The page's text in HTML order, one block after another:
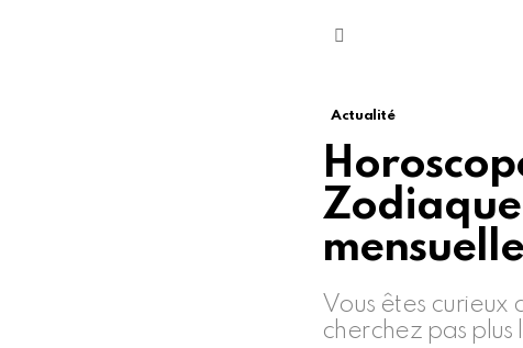
Actualité
Vous êtes curieux
cherchez pas plus